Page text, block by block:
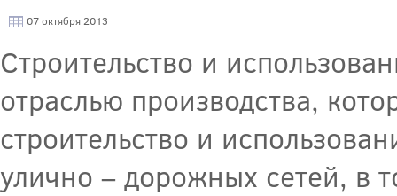
07 октября 2013
Строительство и
отраслью производства,
строительство и
улично – дорожных сетей, в